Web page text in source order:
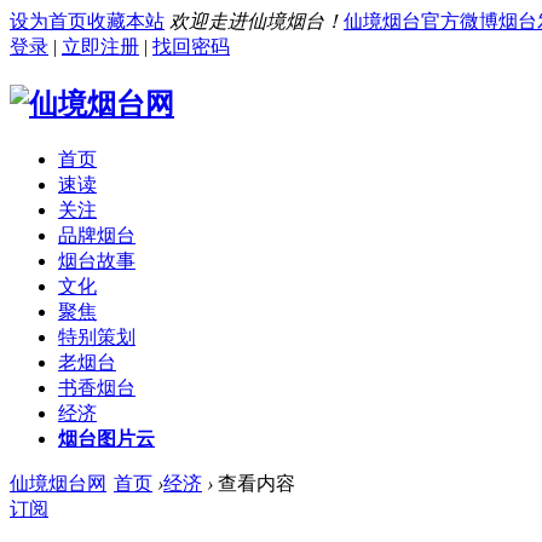
设为首页收藏本站 欢迎走进仙境烟台！ 仙境烟台官方微博烟台
登录 | 立即注册 | 找回密码
首页
速读
关注
品牌烟台
烟台故事
文化
聚焦
特别策划
老烟台
书香烟台
经济
烟台图片云
仙境烟台网 首页 ›经济 › 查看内容
订阅